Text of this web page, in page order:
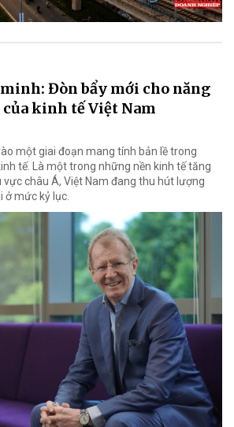
Đòn bẩy mới cho năng
kinh tế Việt Nam
một giai đoạn mang tính bản lề trong
tế. Là một trong những nền kinh tế tăng
châu Á, Việt Nam đang thu hút lượng
mức kỷ lục.